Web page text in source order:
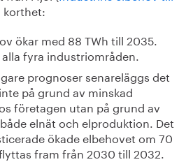
korthet:
ökar med 88 TWh till 2035.
fyra industriområden.
prognoser senareläggs det
på grund av minskad
företagen utan på grund av
elnät och elproduktion. Det
ökade elbehovet om 70
fram från 2030 till 2032.